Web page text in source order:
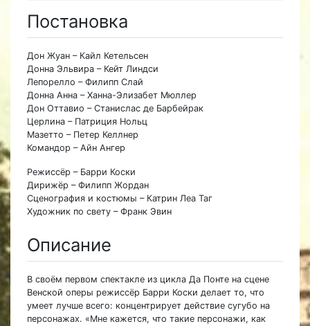
Постановка
Дон Жуан – Кайл Кетельсен
Донна Эльвира – Кейт Линдси
Лепорелло – Филипп Слай
Донна Анна – Ханна-Элизабет Мюллер
Дон Оттавио – Станислас де Барбейрак
Церлина – Патриция Нольц
Мазетто – Петер Келлнер
Командор – Айн Ангер
Режиссёр – Барри Коски
Дирижёр – Филипп Жордан
Сценография и костюмы – Катрин Леа Таг
Художник по свету – Франк Эвин
Описание
В своём первом спектакле из цикла Да Понте на сцене
Венской оперы режиссёр Барри Коски делает то, что
умеет лучше всего: концентрирует действие сугубо на
персонажах. «Мне кажется, что такие персонажи, как